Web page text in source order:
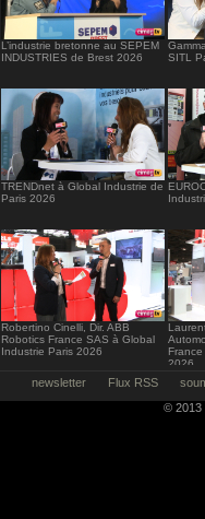
L’industrie bretonne au SEPEM
INDUSTRIES de Brest 2026
SITL
TRENDnet à Global Industrie de
Paris 2026
Robertino Cinelli, Dir. ABB
Robotics France SAS à Global
Industrie Paris 2026
2026
newsletter Flux RSS
© 2013